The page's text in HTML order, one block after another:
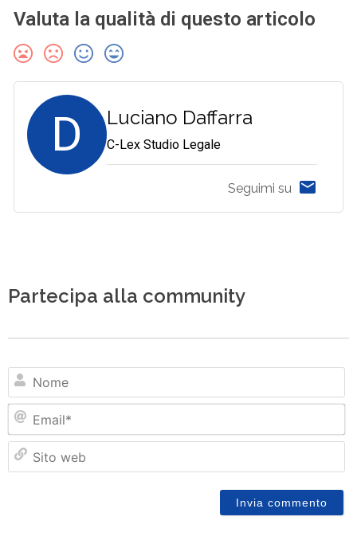
Valuta la qualità di questo articolo
D Luciano Daffarra
C-Lex Studio Legale
Seguimi su
Partecipa alla community